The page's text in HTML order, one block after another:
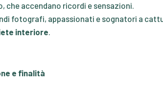
che accendano ricordi e sensazioni.
fotografi, appassionati e sognatori a
interiore.
e finalità